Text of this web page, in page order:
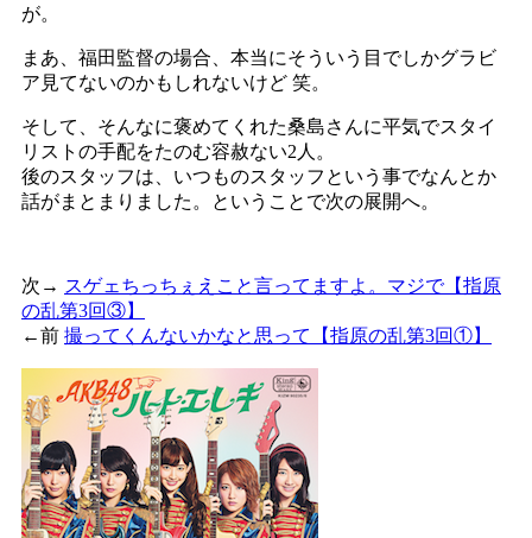
が。
まあ、福田監督の場合、本当にそういう目でしかグラビ
ア見てないのかもしれないけど 笑。
そして、そんなに褒めてくれた桑島さんに平気でスタイ
リストの手配をたのむ容赦ない2人。
後のスタッフは、いつものスタッフという事でなんとか
話がまとまりました。ということで次の展開へ。
次→ スゲェちっちぇえこと言ってますよ。マジで【指原
の乱第3回③】
←前 撮ってくんないかなと思って【指原の乱第3回①】